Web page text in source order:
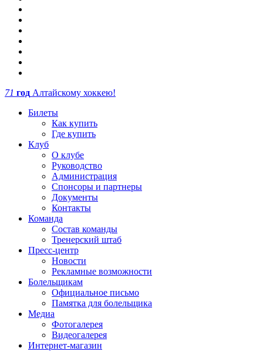
71 год Алтайскому хоккею!
Билеты
Как купить
Где купить
Клуб
О клубе
Руководство
Администрация
Спонсоры и партнеры
Документы
Контакты
Команда
Состав команды
Тренерский штаб
Пресс-центр
Новости
Рекламные возможности
Болельщикам
Официальное письмо
Памятка для болельщика
Медиа
Фотогалерея
Видеогалерея
Интернет-магазин